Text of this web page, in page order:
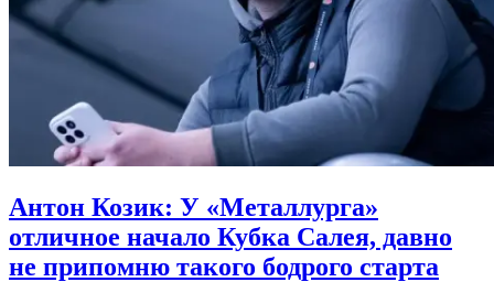
Антон Козик: У «Металлурга»
отличное начало Кубка Салея, давно
не припомню такого бодрого старта